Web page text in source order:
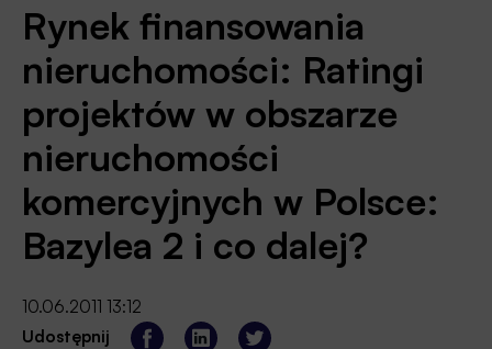
Rynek finansowania
nieruchomości: Ratingi
projektów w obszarze
nieruchomości
komercyjnych w Polsce:
Bazylea 2 i co dalej?
10.06.2011 13:12
Udostępnij